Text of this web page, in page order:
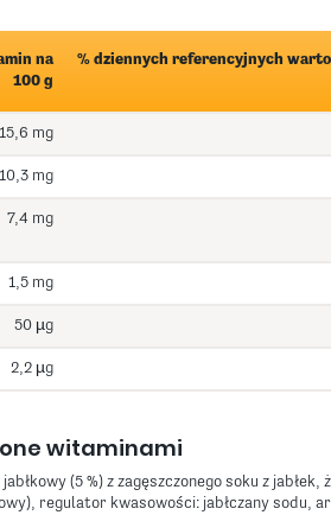
na
100 g
% dziennych referencyjnych
15,6 mg
10,3 mg
7,4 mg
1,5 mg
50 µg
2,2 µg
witaminami
(5 %) z zagęszczonego soku z
regulator kwasowości: jabłczany sodu,